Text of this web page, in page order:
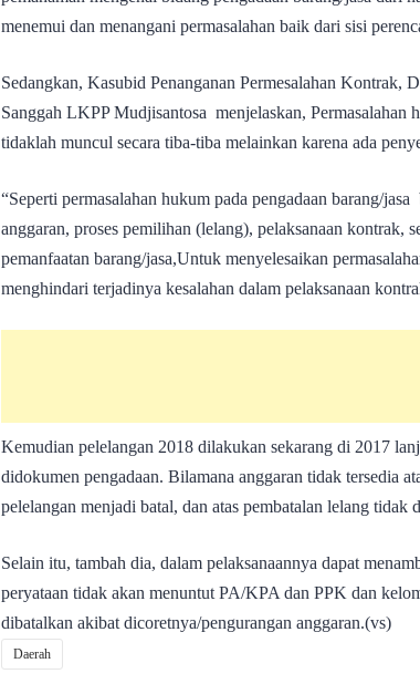
menemui dan menangani permasalahan baik dari sisi
Sedangkan, Kasubid Penanganan Permesalahan Kontrak,
Sanggah LKPP Mudjisantosa menjelaskan, Permasalahan
tidaklah muncul secara tiba-tiba melainkan karena ada
“Seperti permasalahan hukum pada pengadaan barang/jasa
anggaran, proses pemilihan (lelang), pelaksanaan kontrak,
pemanfaatan barang/jasa,Untuk menyelesaikan
menghindari terjadinya kesalahan dalam pelaksanaan
Kemudian pelelangan 2018 dilakukan sekarang di 2017
didokumen pengadaan. Bilamana anggaran tidak tersedia
pelelangan menjadi batal, dan atas pembatalan lelang tidak
Selain itu, tambah dia, dalam pelaksanaannya dapat
peryataan tidak akan menuntut PA/KPA dan PPK dan
dibatalkan akibat dicoretnya/pengurangan anggaran.(vs)
Daerah